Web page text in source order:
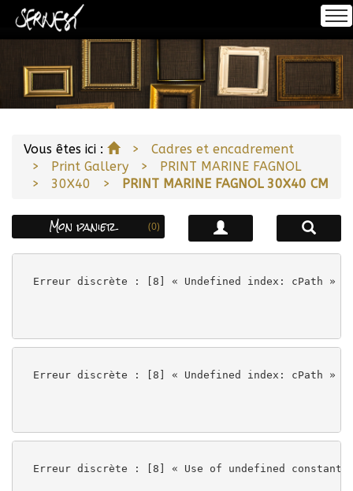
Accueil
Encadrement
Impression
Contact
sur
instagram
Se connecter
S'inscrire
Vous êtes ici : AccueilCadres et encadrement
Print Gallery
PRINT MARINE FAGNOL
30X40
PRINT MARINE FAGNOL 30X40 CM
Mon panier (0)
Erreur discrète : [8] « Undefined index: cPath »
Erreur discrète : [8] « Undefined index: cPath »
Erreur discrète : [8] « Use of undefined constant